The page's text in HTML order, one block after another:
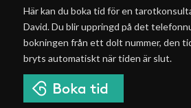
Här kan du boka tid för en
David. Du blir uppringd på det
bokningen från ett dolt nummer, den
bryts automatiskt när tiden är slut.